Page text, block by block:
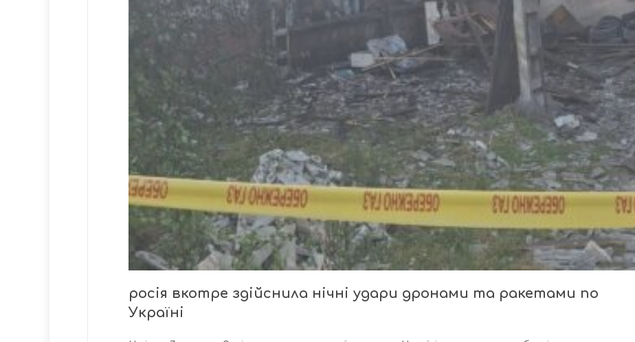
росія вкотре здійснила нічні удари дронами та ракетами по
Україні